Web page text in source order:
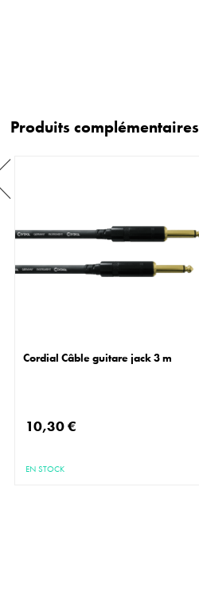
Produits complémentaires
Cordial Câble guitare jack 3 m
10,30 €
EN STOCK